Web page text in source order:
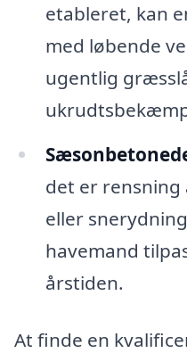
etableret, kan
med løbende
ugentlig
det er
eller
havemand
årstiden.
At finde en